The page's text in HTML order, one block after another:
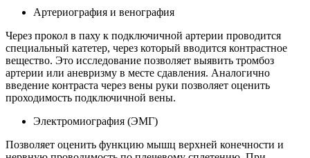
Артериография и венография
Через прокол в паху к подключичной артерии проводится
специальный катетер, через который вводится контрастное
вещество. Это исследование позволяет выявить тромбоз
артерии или аневризму в месте сдавления. Аналогично
введение контраста через вены руки позволяет оценить
проходимость подключичной вены.
Электромиография (ЭМГ)
Позволяет оценить функцию мышц верхней конечности и